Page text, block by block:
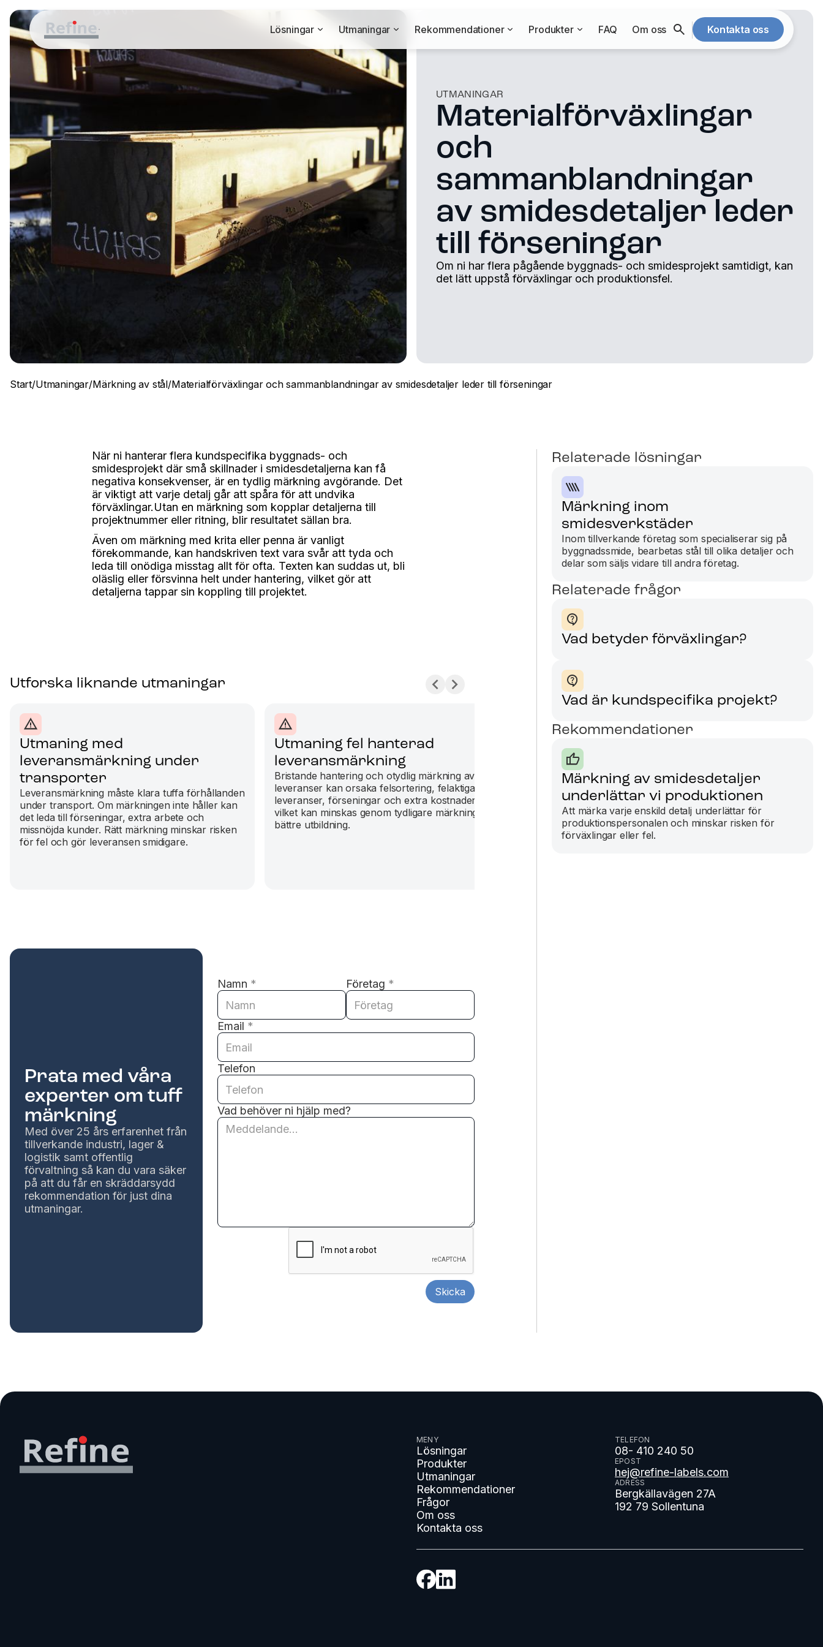
UTMANINGAR
Materialförväxlingar
och
sammanblandningar
av smidesdetaljer leder
till förseningar
Om ni har flera pågående byggnads- och smidesprojekt samtidigt, kan
det lätt uppstå förväxlingar och produktionsfel.
Start/Utmaningar/Märkning av stål/Materialförväxlingar och sammanblandningar av smidesdetaljer leder till förseningar
När ni hanterar flera kundspecifika byggnads- och
smidesprojekt där små skillnader i smidesdetaljerna kan få
negativa konsekvenser, är en tydlig märkning avgörande. Det
är viktigt att varje detalj går att spåra för att undvika
förväxlingar.Utan en märkning som kopplar detaljerna till
projektnummer eller ritning, blir resultatet sällan bra.
Även om märkning med krita eller penna är vanligt
förekommande, kan handskriven text vara svår att tyda och
leda till onödiga misstag allt för ofta. Texten kan suddas ut, bli
oläslig eller försvinna helt under hantering, vilket gör att
detaljerna tappar sin koppling till projektet.
Utforska liknande utmaningar
Utmaning med
leveransmärkning under
transporter
Leveransmärkning måste klara tuffa förhållanden
under transport. Om märkningen inte håller kan
det leda till förseningar, extra arbete och
missnöjda kunder. Rätt märkning minskar risken
för fel och gör leveransen smidigare.
Utmaning fel hanterad
leveransmärkning
Bristande hantering och otydlig märkning av
leveranser kan orsaka felsortering, felaktiga
leveranser, förseningar och extra kostnader,
vilket kan minskas genom tydligare märkning och
bättre utbildning.
Utmaning med märkning av
stål i eget lager
Utmaning med märkning av stål i eget lager om
du köper stål från olika distributörer för olika
projekt, kan det vara svårt att särskilja olika
stålsorter
Prata med våra
experter om tuff
märkning
Med över 25 års erfarenhet från
tillverkande industri, lager &
logistik samt offentlig
förvaltning så kan du vara säker
på att du får en skräddarsydd
rekommendation för just dina
utmaningar.
Namn * Företag *
Email *
Telefon
Vad behöver ni hjälp med?
Relaterade lösningar
Märkning inom
smidesverkstäder
Inom tillverkande företag som specialiserar sig på
byggnadssmide, bearbetas stål till olika detaljer och
delar som säljs vidare till andra företag.
Relaterade frågor
Vad betyder förväxlingar?
Vad är kundspecifika projekt?
Rekommendationer
Märkning av smidesdetaljer
underlättar vi produktionen
Att märka varje enskild detalj underlättar för
produktionspersonalen och minskar risken för
förväxlingar eller fel.
MENY
Lösningar
Produkter
Utmaningar
Rekommendationer
Frågor
Om oss
Kontakta oss
TELEFON
08- 410 240 50
EPOST
hej@refine-labels.com
ADRESS
Bergkällavägen 27A
192 79 Sollentuna
Lösningar Utmaningar Rekommendationer Produkter FAQ Om oss Kontakta oss